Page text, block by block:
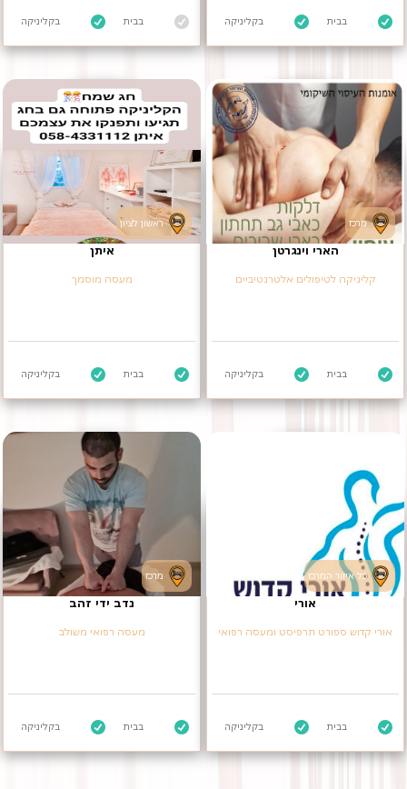
בקליניקה בבית בקליניקה בבית
ראשון לציון
איתן
מעסה מוסמך
בקליניקה בבית
מרכז
הארי וינגרטן
קליניקה לטיפולים אלטרנטיביים
בקליניקה בבית
נדב ידי זהב
מעסה רפואי משולב
בקליניקה בבית
כל איזור המרכז
אורי
אורי קדוש ספורט תרפיסט ומעסה רפואי
בקליניקה בבית